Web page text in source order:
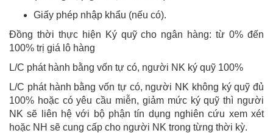
Giấy phép nhập khẩu (nếu có).
Đồng thời thực hiện Ký quỹ cho ngân hàng: từ 0% đến
100% trị giá lô hàng
L/C phát hành bằng vốn tự có, người NK ký quỹ 100%
L/C phát hành bằng vốn tự có, người NK không ký quỹ đủ
100% hoặc có yêu cầu miễn, giảm mức ký quỹ thì người
NK sẽ liên hệ với bộ phận tín dụng nghiên cứu xem xét
hoặc NH sẽ cung cấp cho người NK trong từng thời kỳ.